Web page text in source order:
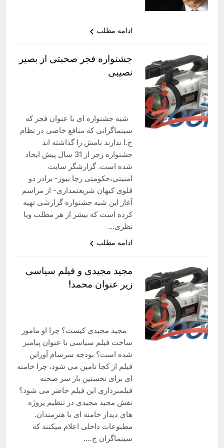
ادامه مطلب
جشنواره فجر صحبتی از بصیر
نصیبی
شبه جشنواره ای با عنوان فجر که
سینماگرانی که منافع خاصی در نظام
ج.ا ندارند نامش را گذاشته اند
جشنواره زجر از 31 سال پیش ایجاد
شده است. گزارشگر سایت
امنیتی،حکومتی رجا نیوز- برادر دو
قلوی کیهان شریعتمداری- از مراسم
آغاز این شبه جشنواره گزارشی تهیه
کرده است که بیشر از هر مطلب ویا
نظری…
ادامه مطلب
مجید مجیدی و فیلم سیاسی
زیر عنوان محمد!
مجید مجیدی کیست؟ چرا او مامور
ساخت فیلم سیاسی با عنوان پیامبر
شده است؟ بودجه سرسام آوراین
فیلم از کجا تامین می شود، چرا خامنه
ای برای نخستین بار سر صحنه
فیلمبرداری این فیلم حاضر می شود؟
نقش مجید مجیدی در تنظیم پروژه
های دیدار خامنه ای با هنرمندان.
مطبوعات داخلی اعلام میکنند که
سینماگران ج….